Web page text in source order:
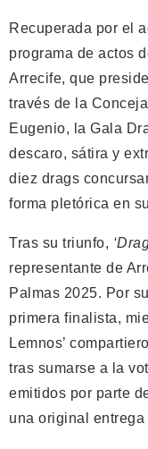
Recuperada por el
programa de actos
Arrecife, que
través de la
Eugenio, la Gala
descaro, sátira y
diez drags
forma pletórica en
Tras su triunfo,
representante de
Palmas 2025. Por
primera finalista,
Lemnos’
tras sumarse a la
emitidos por parte
una original entrega